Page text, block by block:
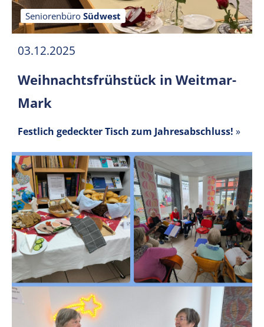
Seniorenbüro Südwest
03.12.2025
Weihnachtsfrühstück in Weitmar-
Mark
Festlich gedeckter Tisch zum Jahresabschluss! »